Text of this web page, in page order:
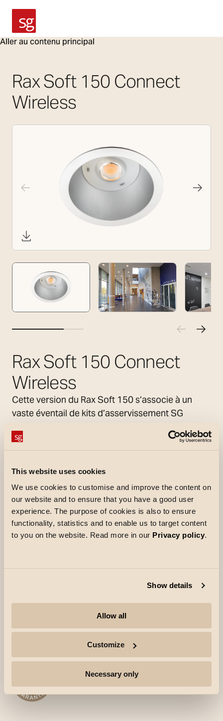
This website uses cookies
We use cookies to customise and improve the content on
our website and to ensure that you have a good user
experience. The purpose of cookies is also to ensure
functionality, statistics and to enable us to target content
to you on the website. Read more in our Privacy policy.
Show details
Allow all
Customize
Necessary only
Aller au contenu principal
SG Armaturen
Rax Soft 150 Connect
Wireless
Rax Soft 150 Connect
Wireless
Cette version du Rax Soft 150 s’associe à un
vaste éventail de kits d’asservissement SG
paramétrer l’intensité lumineuse souhaitée.
Connect, le contrôle de l’éclairage s’avère facile
à configurer. Compatible avec un capteur sans
fil, le luminaire peut également être associé à
d’autres luminaires SG Connect dotés de
capteurs intégrés au sein d’un système plus
vaste, susceptible d’être facilement élargi ou
Le luminaire s’allume et s’éteind selon des
périodes prédéfinies, contribuant ainsi aux
s’installe facilement grâce à ses ressorts, qui